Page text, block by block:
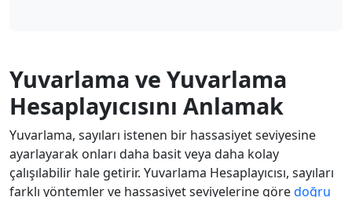
Yuvarlama ve Yuvarlama
Hesaplayıcısını Anlamak
Yuvarlama, sayıları istenen bir hassasiyet seviyesine
ayarlayarak onları daha basit veya daha kolay
çalışılabilir hale getirir. Yuvarlama Hesaplayıcısı, sayıları
farklı yöntemler ve hassasiyet seviyelerine göredoğru